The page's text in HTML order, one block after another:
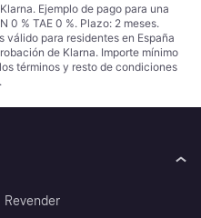
Ejemplo de pago para una
0 % TAE 0 %. Plazo: 2 meses.
válido para residentes en España
de Klarna. Importe mínimo
términos y resto de condiciones
.
Revender